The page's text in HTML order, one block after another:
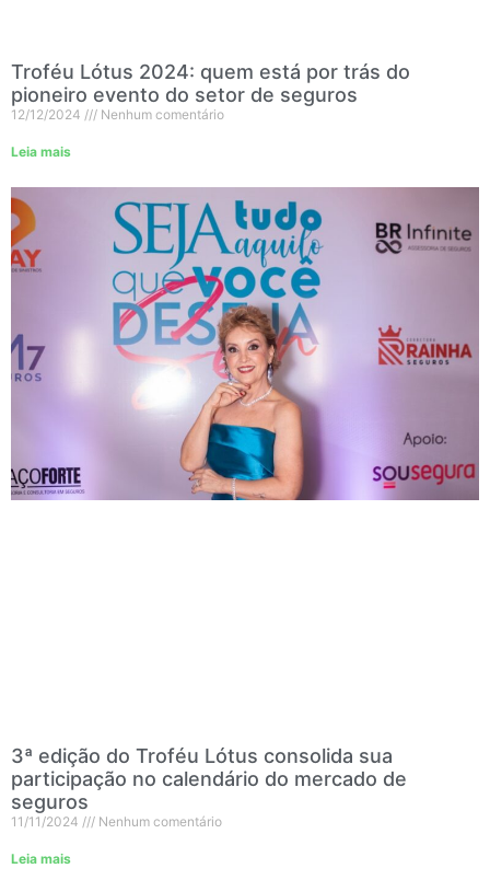
Troféu Lótus 2024: quem está por trás do
pioneiro evento do setor de seguros
12/12/2024 Nenhum comentário
Leia mais
3ª edição do Troféu Lótus consolida sua
participação no calendário do mercado de
seguros
11/11/2024 Nenhum comentário
Leia mais